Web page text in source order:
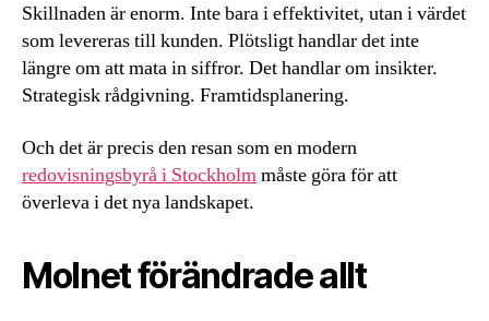
Skillnaden är enorm. Inte bara i effektivitet, utan i värdet
som levereras till kunden. Plötsligt handlar det inte
längre om att mata in siffror. Det handlar om insikter.
Strategisk rådgivning. Framtidsplanering.
Och det är precis den resan som en modern
redovisningsbyrå i Stockholmmåste göra för att
överleva i det nya landskapet.
Molnet förändrade allt